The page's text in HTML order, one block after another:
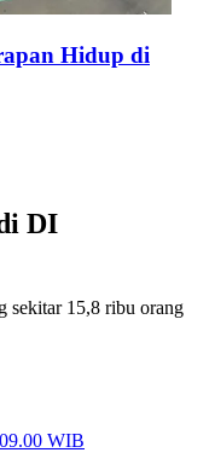
Hidup di
DI
sekitar 15,8 ribu orang
WIB